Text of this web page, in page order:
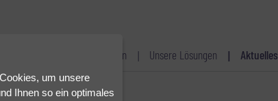
Unternehmen Unsere Lösungen Aktuelles
um unsere
Ihnen so ein optimales